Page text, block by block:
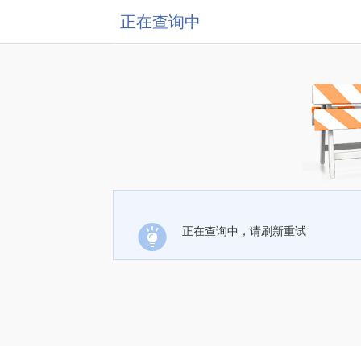
正在查询中
正在查询中，请刷新重试